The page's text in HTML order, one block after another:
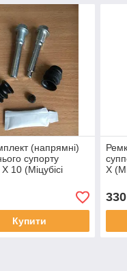
(напрямні)
супорту
10 (Міцубісі
Купити
X
330